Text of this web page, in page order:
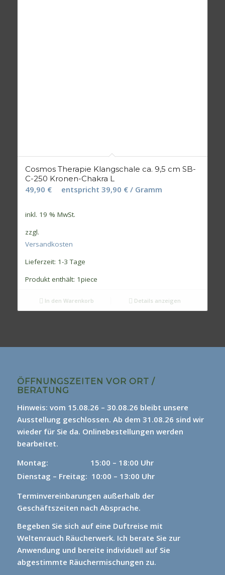
Cosmos Therapie Klangschale ca. 9,5 cm SB-
C-250 Kronen-Chakra L
49,90 € entspricht 39,90 €/ Gramm
inkl. 19 % MwSt.
zzgl.
Versandkosten
Lieferzeit: 1-3 Tage
Produkt enthält: 1piece
In den Warenkorb Details anzeigen
ÖFFNUNGSZEITEN VOR ORT /
BERATUNG
Hinweis: vom 15.08.26 – 30.08.26 bleibt unsere
Ausstellung geschlossen. Ab dem 31.08.26 sind wir
wieder für Sie da. Onlinebestellungen werden
bearbeitet.
Montag: 15:00 – 18:00 Uhr
Dienstag – Freitag: 10:00 – 13:00 Uhr
Terminvereinbarungen außerhalb der
Geschäftszeiten nach Absprache.
Begeben Sie sich auf eine Duftreise mit
Weltenrauch Räucherwerk. Ich berate Sie zur
Anwendung und bereite individuell auf Sie
abgestimmte Räuchermischungen zu.